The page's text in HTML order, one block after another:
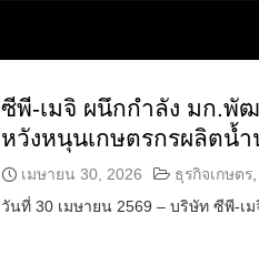
ซีพี-เมจิ ผนึกกำลัง มก.พั
หวังหนุนเกษตรกรผลิตน้
เมษายน 30, 2026 ธุรกิจเกษตร,
วันที่ 30 เมษายน 2569 – บริษัท ซีพี-เ